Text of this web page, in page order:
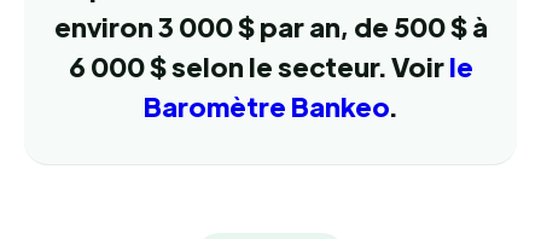
environ 3 000 $ par an, de 500 $ à
6 000 $ selon le secteur. Voirle
Baromètre Bankeo.